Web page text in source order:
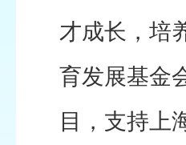
才成长，培
育发展基金
目，支持上